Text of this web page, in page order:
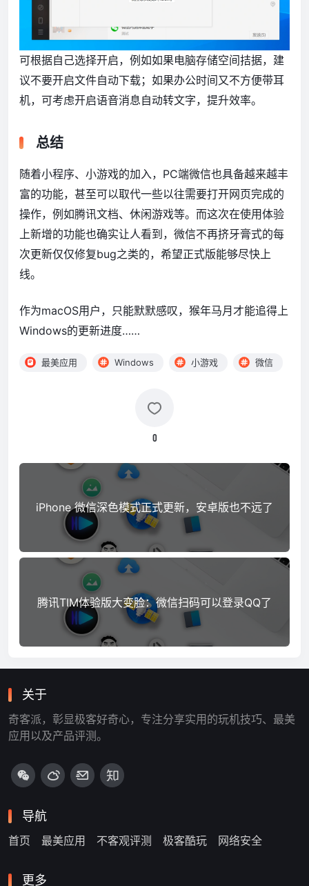
可根据自己选择开启，例如如果电脑存储空间拮据，建
议不要开启文件自动下载；如果办公时间又不方便带耳
机，可考虑开启语音消息自动转文字，提升效率。
总结
随着小程序、小游戏的加入，PC端微信也具备越来越丰
富的功能，甚至可以取代一些以往需要打开网页完成的
操作，例如腾讯文档、休闲游戏等。而这次在使用体验
上新增的功能也确实让人看到，微信不再挤牙膏式的每
次更新仅仅修复bug之类的，希望正式版能够尽快上
线。
作为macOS用户，只能默默感叹，猴年马月才能追得上
Windows的更新进度……
最美应用 Windows 小游戏 微信
0
iPhone 微信深色模式正式更新，安卓版也不远了
腾讯TIM体验版大变脸：微信扫码可以登录QQ了
关于
奇客派，彰显极客好奇心，专注分享实用的玩机技巧、最美
应用以及产品评测。
导航
首页 最美应用 不客观评测 极客酷玩 网络安全
更多